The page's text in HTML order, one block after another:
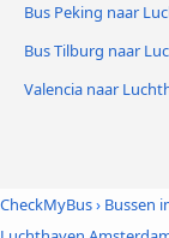
Bus Peking naar
Bus Tilburg naar
Valencia naar
CheckMyBus› Bussen